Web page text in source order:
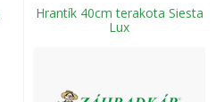
Hrantík 40cm terakota Siesta
Lux